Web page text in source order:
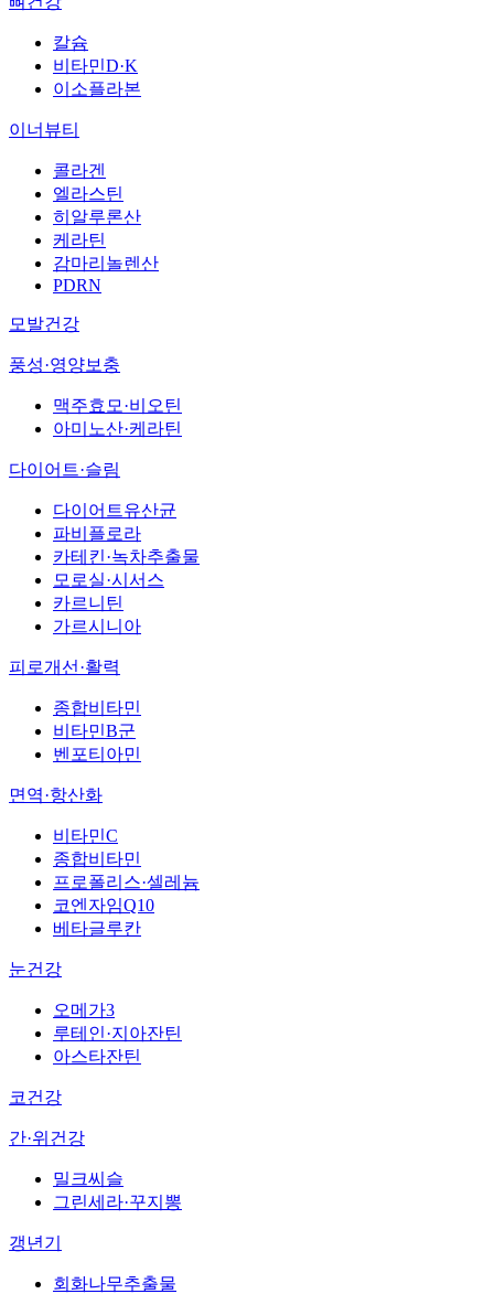
칼슘
비타민D·K
이소플라본
이너뷰티
콜라겐
엘라스틴
히알루론산
케라틴
감마리놀렌산
PDRN
모발건강
풍성·영양보충
맥주효모·비오틴
아미노산·케라틴
다이어트·슬림
다이어트유산균
파비플로라
카테킨·녹차추출물
모로실·시서스
카르니틴
가르시니아
피로개선·활력
종합비타민
비타민B군
벤포티아민
면역·항산화
비타민C
종합비타민
프로폴리스·셀레늄
코엔자임Q10
베타글루칸
눈건강
오메가3
루테인·지아잔틴
아스타잔틴
코건강
간·위건강
밀크씨슬
그린세라·꾸지뽕
갱년기
회화나무추출물